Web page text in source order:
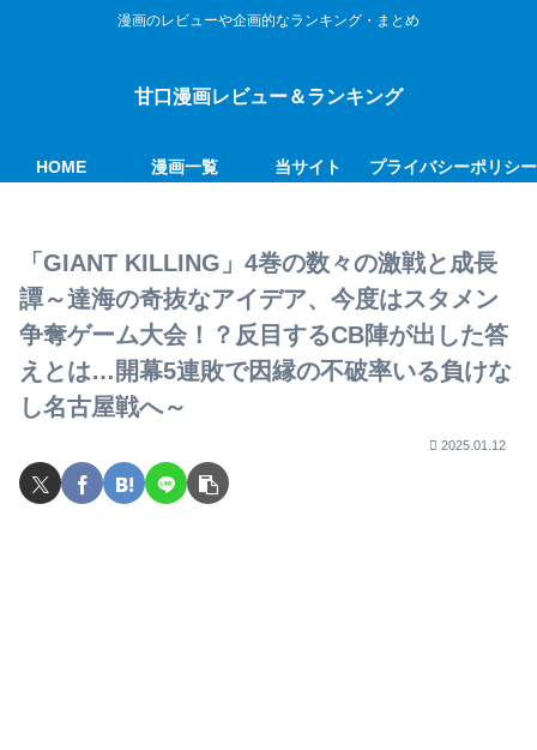
漫画のレビューや企画的なランキング・まとめ
甘口漫画レビュー＆ランキング
HOME 漫画一覧 当サイト プライバシーポリシー
「GIANT KILLING」4巻の数々の激戦と成長
譚～達海の奇抜なアイデア、今度はスタメン
争奪ゲーム大会！？反目するCB陣が出した答
えとは…開幕5連敗で因縁の不破率いる負けな
し名古屋戦へ～
2025.01.12